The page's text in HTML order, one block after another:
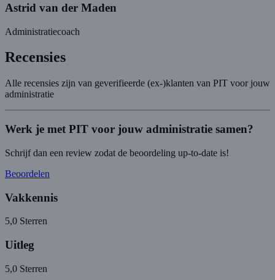
Astrid van der Maden
Administratiecoach
Recensies
Alle recensies zijn van geverifieerde (ex-)klanten van PIT voor jouw
administratie
Werk je met PIT voor jouw administratie samen?
Schrijf dan een review zodat de beoordeling up-to-date is!
Beoordelen
Vakkennis
5,0 Sterren
Uitleg
5,0 Sterren